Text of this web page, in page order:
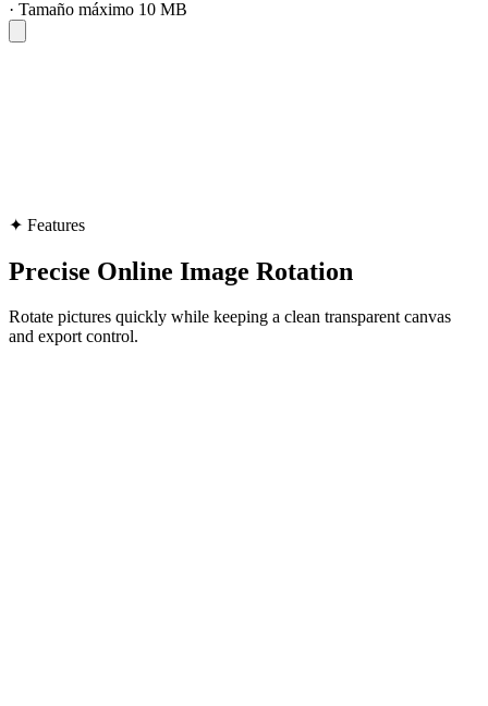
· Tamaño máximo 10 MB
✦ Features
Precise Online Image Rotation
Rotate pictures quickly while keeping a clean transparent canvas
and export control.